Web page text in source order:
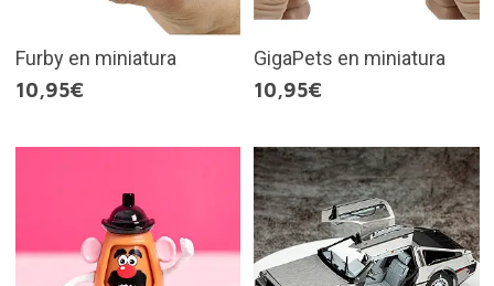
Furby en miniatura
10,95€
GigaPets en miniatura
10,95€